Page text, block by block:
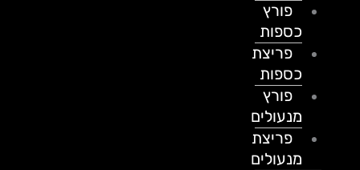
פורץ
כספות
פריצת
כספות
פורץ
מנעולים
פריצת
מנעולים